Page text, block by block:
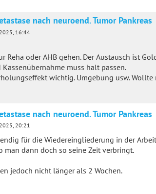
nach neuroend. Tumor Pankreas
16:44
Reha oder AHB gehen. Der Austausch ist
muss halt passen.
wichtig. Umgebung usw.
nach neuroend. Tumor Pankreas
20:21
für die Wiedereingliederung in der
man dann doch so seine Zeit verbringt.
jedoch nicht länger als 2 Wochen.